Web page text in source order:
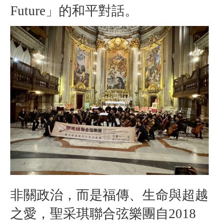
Future」的和平對話。
非關政治，而是福傳、生命與超越
之愛 ， 聖采琪聯合弦樂團自2018